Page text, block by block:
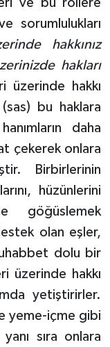
sorumlulukları
hakkınız
hakları
üzerinde hakkı
bu haklara
daha
çekerek onlara
Birbirlerinin
hüzünlerini
göğüslemek
olan eşler,
dolu bir
üzerinde hakkı
yetiştirirler.
yeme-içme gibi
yanı sıra onlara